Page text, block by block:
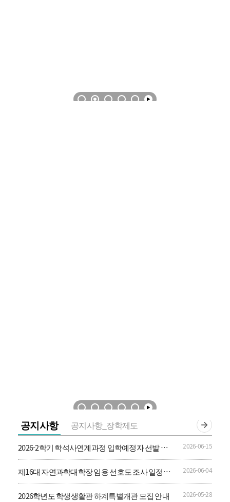
공지사항 공지사항_장학제도
2026-2학기 학석사연계과정 입학예정자 선발 안
내
2026-06-15
제16대 자연과학대학장 임용 선호도 조사 일정
공고
2026-06-04
2026학년도 학생생활관 하계특별개관 모집 안내 2026-05-28